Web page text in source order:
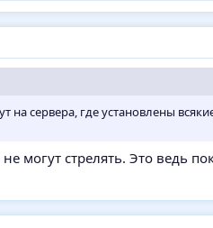
на сервера, где установлены
могут стрелять. Это ведь